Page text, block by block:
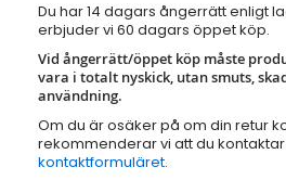
Du har 14 dagars ångerrätt enligt
erbjuder vi 60 dagars öppet köp.
Vid ångerrätt/öppet köp måste
vara i totalt nyskick, utan smuts,
användning.
Om du är osäker på om din retur
rekommenderar vi att du
kontaktformuläret.